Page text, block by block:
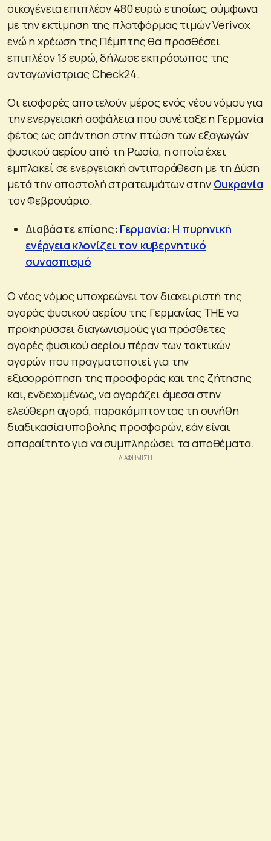
οικογένεια επιπλέον 480 ευρώ ετησίως, σύμφωνα
με την εκτίμηση της πλατφόρμας τιμών Verivox,
ενώ η χρέωση της Πέμπτης θα προσθέσει
επιπλέον 13 ευρώ, δήλωσε εκπρόσωπος της
ανταγωνίστριας Check24.
Οι εισφορές αποτελούν μέρος ενός νέου νόμου για
την ενεργειακή ασφάλεια που συνέταξε η Γερμανία
φέτος ως απάντηση στην πτώση των εξαγωγών
φυσικού αερίου από τη Ρωσία, η οποία έχει
εμπλακεί σε ενεργειακή αντιπαράθεση με τη Δύση
μετά την αποστολή στρατευμάτων στην Ουκρανία
τον Φεβρουάριο.
Διαβάστε επίσης: Γερμανία: Η πυρηνική
ενέργεια κλονίζει τον κυβερνητικό
συνασπισμό
Ο νέος νόμος υποχρεώνει τον διαχειριστή της
αγοράς φυσικού αερίου της Γερμανίας THE να
προκηρύσσει διαγωνισμούς για πρόσθετες
αγορές φυσικού αερίου πέραν των τακτικών
αγορών που πραγματοποιεί για την
εξισορρόπηση της προσφοράς και της ζήτησης
και, ενδεχομένως, να αγοράζει άμεσα στην
ελεύθερη αγορά, παρακάμπτοντας τη συνήθη
διαδικασία υποβολής προσφορών, εάν είναι
απαραίτητο για να συμπληρώσει τα αποθέματα.